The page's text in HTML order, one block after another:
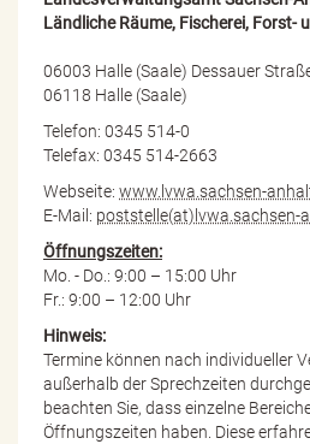
Ländliche Räume, Fischerei, Forst-
06003 Halle (Saale) Dessauer
06118 Halle (Saale)
Telefon: 0345 514-0
Telefax: 0345 514-2663
Webseite: www.lvwa.sachsen-
E-Mail: poststelle(at)lvwa.sachsen-
Öffnungszeiten:
Mo. - Do.: 9:00 – 15:00 Uhr
Fr.: 9:00 – 12:00 Uhr
Hinweis:
Termine können nach individueller
außerhalb der Sprechzeiten
beachten Sie, dass einzelne
Öffnungszeiten haben. Diese